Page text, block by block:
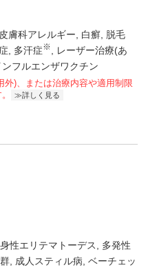
皮膚科アレルギー 白癬 脱毛
多汗症※
レーザー治療(あ
ンフルエンザワクチン
外)、または治療内容や適用制限
詳しく見る
性エリテマトーデス
多発性
成人スティル病 ベーチェッ